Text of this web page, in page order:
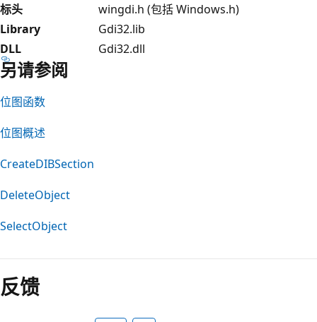
标头
wingdi.h (包括 Windows.h)
Library
Gdi32.lib
DLL
Gdi32.dll
另请参阅
位图函数
位图概述
CreateDIBSection
DeleteObject
SelectObject
读
模
反馈